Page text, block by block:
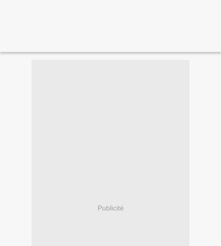
Publicité